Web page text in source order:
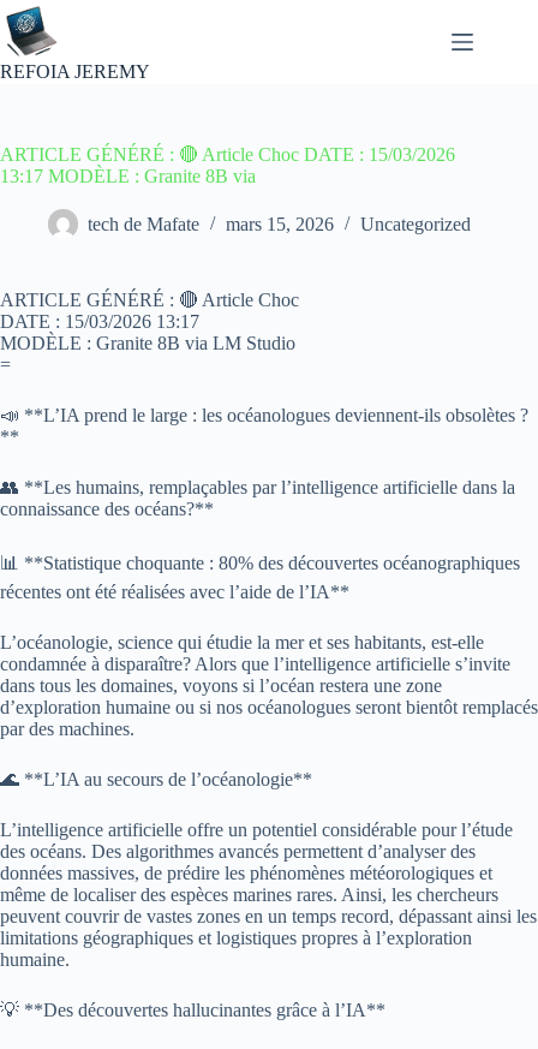
Passer
au
contenu
REFOIA JEREMY
ARTICLE GÉNÉRÉ : 🔴 Article Choc DATE : 15/03/2026
13:17 MODÈLE : Granite 8B via
tech de Mafate mars 15, 2026 Uncategorized
ARTICLE GÉNÉRÉ : 🔴 Article Choc
DATE : 15/03/2026 13:17
MODÈLE : Granite 8B via LM Studio
=
📣 **L’IA prend le large : les océanologues deviennent-ils obsolètes ?
**
👥 **Les humains, remplaçables par l’intelligence artificielle dans la
connaissance des océans?**
📊 **Statistique choquante : 80% des découvertes océanographiques
récentes ont été réalisées avec l’aide de l’IA**
L’océanologie, science qui étudie la mer et ses habitants, est-elle
condamnée à disparaître? Alors que l’intelligence artificielle s’invite
dans tous les domaines, voyons si l’océan restera une zone
d’exploration humaine ou si nos océanologues seront bientôt remplacés
par des machines.
🌊 **L’IA au secours de l’océanologie**
L’intelligence artificielle offre un potentiel considérable pour l’étude
des océans. Des algorithmes avancés permettent d’analyser des
données massives, de prédire les phénomènes météorologiques et
même de localiser des espèces marines rares. Ainsi, les chercheurs
peuvent couvrir de vastes zones en un temps record, dépassant ainsi les
limitations géographiques et logistiques propres à l’exploration
humaine.
💡 **Des découvertes hallucinantes grâce à l’IA**